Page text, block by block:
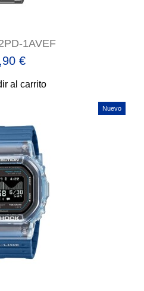
1AVEF
€
al carrito
Nuevo